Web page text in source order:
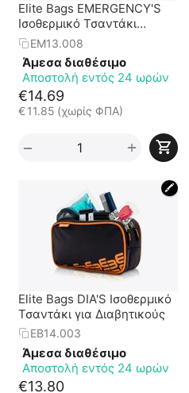
Elite Bags EMERGENCY'S
Ισοθερμικό Τσαντάκι
Αμπουλών
EM13.008
Άμεσα διαθέσιμο
Αποστολή εντός 24 ωρών
€14.69
€ 11.85 (χωρίς ΦΠΑ)
+
−
🖍
Elite Bags DIA'S Ισοθερμικό
Τσαντάκι για Διαβητικούς
EB14.003
Άμεσα διαθέσιμο
Αποστολή εντός 24 ωρών
€13.80